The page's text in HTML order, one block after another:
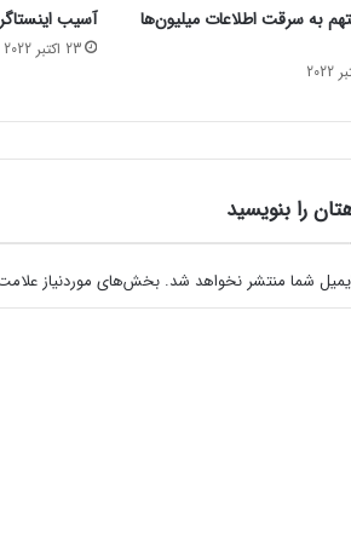
به سرقت اطلاعات میلیون‌ها
آسیب
23 اکتبر 2022
را بنویسید
شما منتشر نخواهد شد. بخش‌های موردنیاز